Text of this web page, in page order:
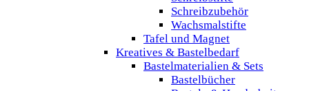
Schreibzubehör
Wachsmalstifte
Tafel und Magnet
Kreatives & Bastelbedarf
Bastelmaterialien & Sets
Bastelbücher